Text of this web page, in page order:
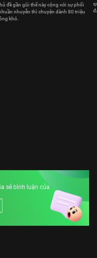
đề gần gũi thế này cộng với sự phối
nhuyễn thì chuyện dành 80 triệu
khó.
sẻ bình luận của